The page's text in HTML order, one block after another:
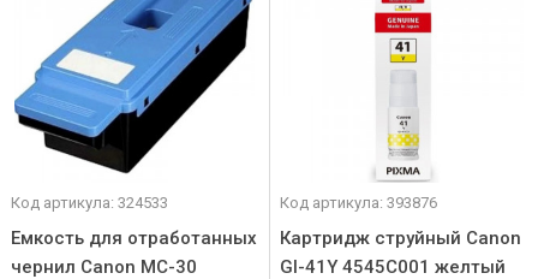
Код артикула: 324533
Емкость для отработанных
чернил Canon MC-30
Код артикула: 393876
Картридж струйный Canon
GI-41Y 4545C001 желтый